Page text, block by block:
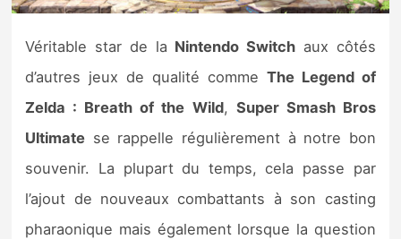
Tests et previews
Tests de jeux
Tests d’accessoires
Autres tests
Previews
Véritable star de la Nintendo Switch aux côtés
d’autres jeux de qualité comme The Legend of
Zelda : Breath of the Wild, Super Smash Bros
Ultimate se rappelle régulièrement à notre bon
souvenir. La plupart du temps, cela passe par
l’ajout de nouveaux combattants à son casting
pharaonique mais également lorsque la question